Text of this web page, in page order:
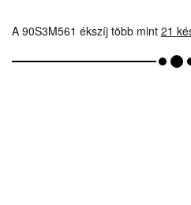
Moulinex
OW200035
A 90S3M561 ékszíj több mint 21